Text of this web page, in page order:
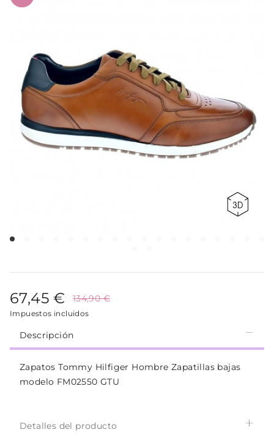
67,45 € 134,90 €
Impuestos incluidos
Descripción
Zapatos Tommy Hilfiger Hombre Zapatillas bajas
modelo FM02550 GTU
Detalles del producto